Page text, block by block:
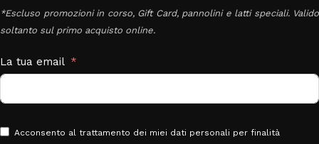
*Escluso promozioni in corso, Gift Card, pannolini e latti speciali. Valido
soltanto sul primo acquisto online.
La tua email
Acconsento al trattamento dei miei dati personali per finalità